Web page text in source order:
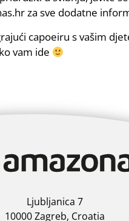
za sve dodatne
capoeiru s vašim
vam ide
Ljubljanica 7
10000 Zagreb, Croatia